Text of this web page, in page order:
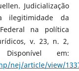
Judicialização
ilegitimidade da
na política
v. 23, n. 2,
em:
nej/article/view/